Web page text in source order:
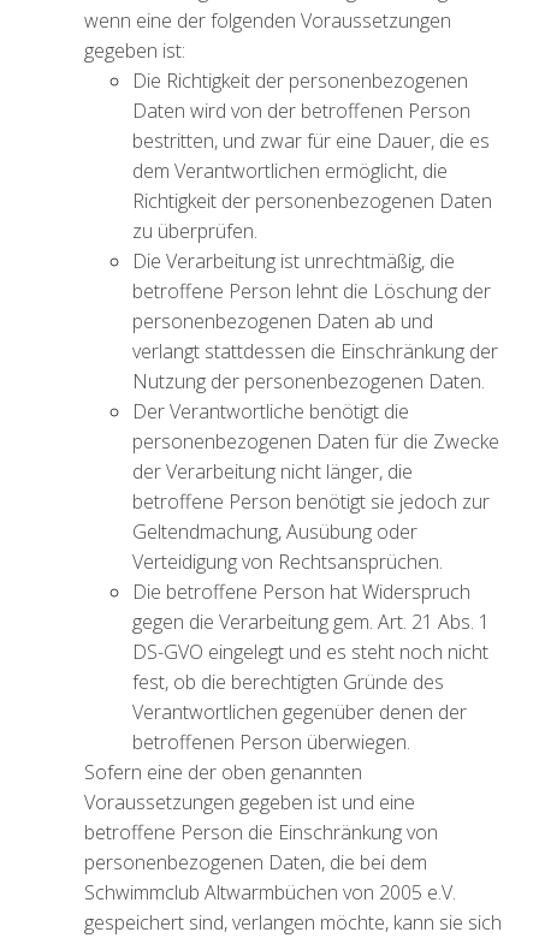
wenn eine der folgenden Voraussetzungen
gegeben ist:
Die Richtigkeit der personenbezogenen
Daten wird von der betroffenen Person
bestritten, und zwar für eine Dauer, die es
dem Verantwortlichen ermöglicht, die
Richtigkeit der personenbezogenen Daten
zu überprüfen.
Die Verarbeitung ist unrechtmäßig, die
betroffene Person lehnt die Löschung der
personenbezogenen Daten ab und
verlangt stattdessen die Einschränkung der
Nutzung der personenbezogenen Daten.
Der Verantwortliche benötigt die
personenbezogenen Daten für die Zwecke
der Verarbeitung nicht länger, die
betroffene Person benötigt sie jedoch zur
Geltendmachung, Ausübung oder
Verteidigung von Rechtsansprüchen.
Die betroffene Person hat Widerspruch
gegen die Verarbeitung gem. Art. 21 Abs. 1
DS-GVO eingelegt und es steht noch nicht
fest, ob die berechtigten Gründe des
Verantwortlichen gegenüber denen der
betroffenen Person überwiegen.
Sofern eine der oben genannten
Voraussetzungen gegeben ist und eine
betroffene Person die Einschränkung von
personenbezogenen Daten, die bei dem
Schwimmclub Altwarmbüchen von 2005 e.V.
gespeichert sind, verlangen möchte, kann sie sich